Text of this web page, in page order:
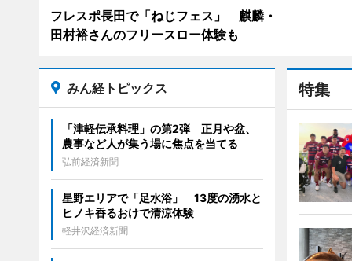
フレスポ長田で「ねじフェス」 麒麟・
田村裕さんのフリースロー体験も
特集
みん経トピックス
「津軽伝承料理」の第2弾 正月や盆、
農事など人が集う場に焦点を当てる
弘前経済新聞
星野エリアで「足水浴」 13度の湧水と
ヒノキ香るおけで清涼体験
軽井沢経済新聞